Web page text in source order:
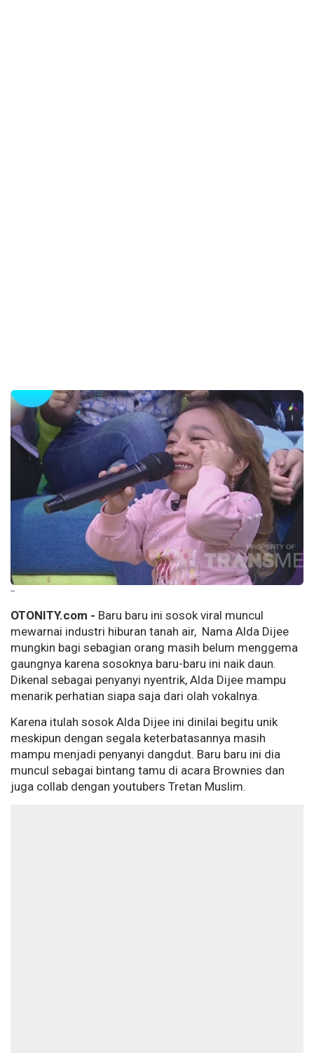
--
OTONITY.com - Baru baru ini sosok viral muncul
mewarnai industri hiburan tanah air, Nama Alda Dijee
mungkin bagi sebagian orang masih belum menggema
gaungnya karena sosoknya baru-baru ini naik daun.
Dikenal sebagai penyanyi nyentrik, Alda Dijee mampu
menarik perhatian siapa saja dari olah vokalnya.
Karena itulah sosok Alda Dijee ini dinilai begitu unik
meskipun dengan segala keterbatasannya masih
mampu menjadi penyanyi dangdut. Baru baru ini dia
muncul sebagai bintang tamu di acara Brownies dan
juga collab dengan youtubers Tretan Muslim.